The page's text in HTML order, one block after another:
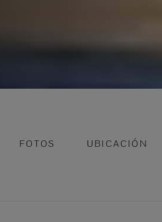
FOTOS UBICACIÓN